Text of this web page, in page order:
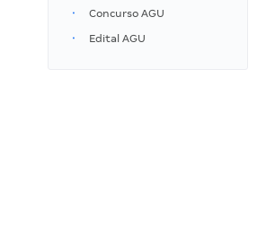
Concurso AGU
Edital AGU